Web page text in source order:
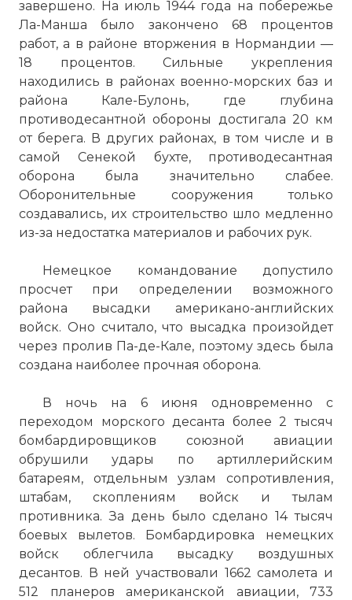
завершено. На июль 1944 года на побережье
Ла-Манша было закончено 68 процентов
работ, а в районе вторжения в Нормандии —
18 процентов. Сильные укрепления
находились в районах военно-морских баз и
района Кале-Булонь, где глубина
противодесантной обороны достигала 20 км
от берега. В других районах, в том числе и в
самой Сенекой бухте, противодесантная
оборона была значительно слабее.
Оборонительные сооружения только
создавались, их строительство шло медленно
из-за недостатка материалов и рабочих рук.
Немецкое командование допустило
просчет при определении возможного
района высадки американо-английских
войск. Оно считало, что высадка произойдет
через пролив Па-де-Кале, поэтому здесь была
создана наиболее прочная оборона.
В ночь на 6 июня одновременно с
переходом морского десанта более 2 тысяч
бомбардировщиков союзной авиации
обрушили удары по артиллерийским
батареям, отдельным узлам сопротивления,
штабам, скоплениям войск и тылам
противника. За день было сделано 14 тысяч
боевых вылетов. Бомбардировка немецких
войск облегчила высадку воздушных
десантов. В ней участвовали 1662 самолета и
512 планеров американской авиации, 733
фельдмаршал (1940). Во Вторую мировую
войну командующий армией в
Польской и Французской кампаниях и
на советско-германском фронте, в 1941-
1943 гг. — группой армий «Центр». В 1944
главнокомандующий войсками Запада.
Участник антигитлеровского заговора
1944. Покончил жизнь самоубийством.
Фото статьи: